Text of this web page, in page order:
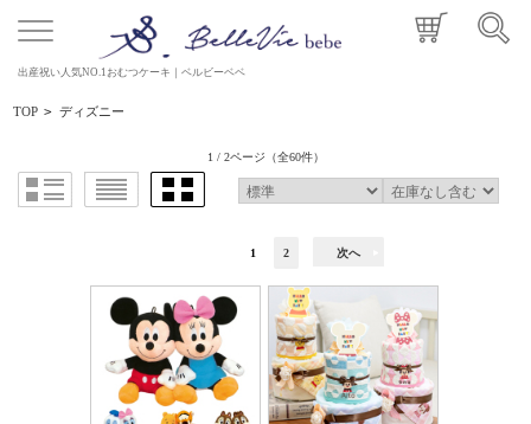
出産祝い人気NO.1おむつケーキ｜ベルビーベベ
TOP > ディズニー
1 / 2ページ （全60件）
1 2 次へ